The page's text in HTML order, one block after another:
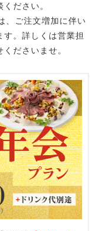
ださい。
、ご注文増加に伴い
。詳しくは営業担
ださいませ。